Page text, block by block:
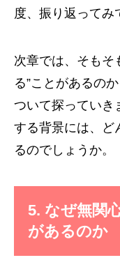
度、振り返ってみ
次章では、そもそ
る”ことがあるの
ついて探っていき
する背景には、ど
るのでしょうか。
5. なぜ無関
があるのか